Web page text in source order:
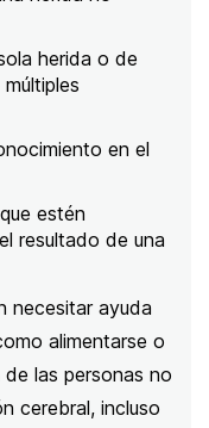
herida o de
en el
estén
resultado de una
necesitar ayuda
alimentarse o
las personas no
cerebral, incluso